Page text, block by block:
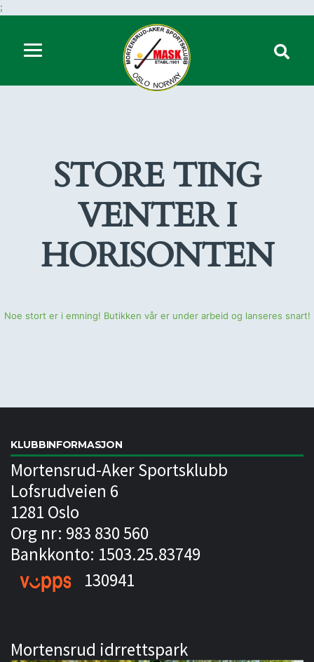
;
STORE TING
VENTER I
HORISONTEN
Noe stort er i emning! Butikken vår er under arbeid og lanseres snart!
KLUBBINFORMASJON
Mortensrud-Aker Sportsklubb
Lofsrudveien 6
1281 Oslo
Org nr: 983 830 560
Bankkonto: 1503.25.83749
130941
Mortensrud idrrettspark